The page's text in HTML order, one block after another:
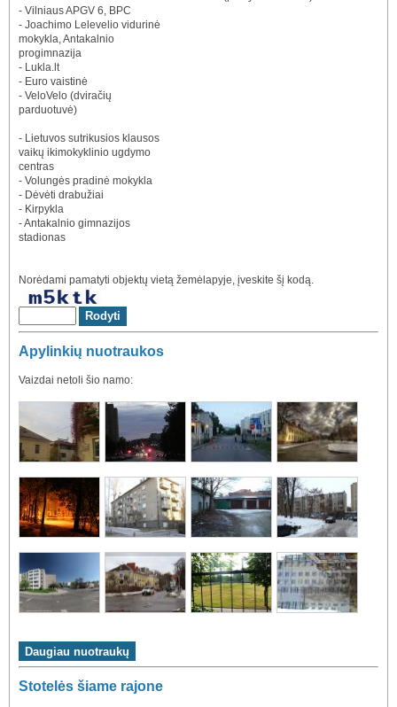
- Vilniaus APGV 6, BPC
- Joachimo Lelevelio vidurinė
mokykla, Antakalnio
progimnazija
- Lukla.lt
- Euro vaistinė
- VeloVelo (dviračių
parduotuvė)
- Lietuvos sutrikusios klausos
vaikų ikimokyklinio ugdymo
centras
- Volungės pradinė mokykla
- Dėvėti drabužiai
- Kirpykla
- Antakalnio gimnazijos
stadionas
Norėdami pamatyti objektų vietą žemėlapyje, įveskite šį kodą.
Apylinkių nuotraukos
Vaizdai netoli šio namo:
Stotelės šiame rajone